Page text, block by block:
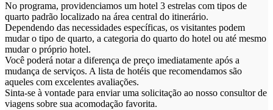
No programa, providenciamos um hotel 3 estrelas com tipos de
quarto padrão localizado na área central do itinerário.
Dependendo das necessidades específicas, os visitantes podem
mudar o tipo de quarto, a categoria do quarto do hotel ou até mesmo
mudar o próprio hotel.
Você poderá notar a diferença de preço imediatamente após a
mudança de serviços. A lista de hotéis que recomendamos são
aqueles com excelentes avaliações.
Sinta-se à vontade para enviar uma solicitação ao nosso consultor de
viagens sobre sua acomodação favorita.